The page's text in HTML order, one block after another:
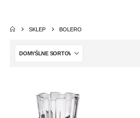
SKLEP BOLERO